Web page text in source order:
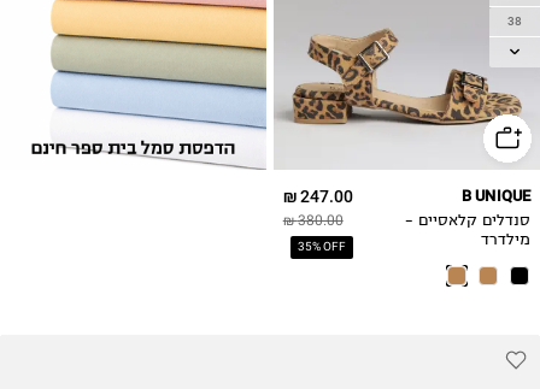
38
39
41
42
247.00 ₪
380.00 ₪
35% OFF
B UNIQUE
סנדלים קלאסיים -
מילדרד